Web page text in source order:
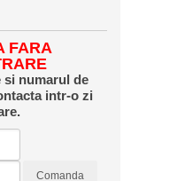
FARA
si numarul de
intr-o zi
Comanda